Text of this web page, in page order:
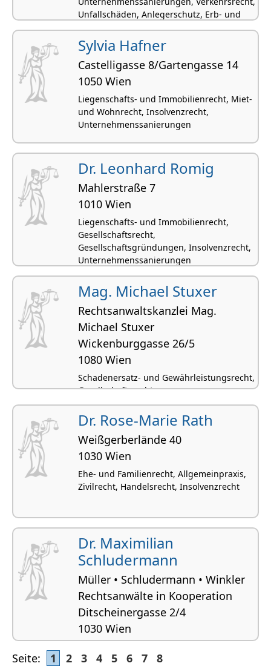
Unfallschäden, Anlegerschutz, Erb- und
Familienrecht, Umfassende
Unternehmensvertretungen
Sylvia Hafner
Castelligasse 8/Gartengasse 14
1050 Wien
Liegenschafts- und Immobilienrecht, Miet-
und Wohnrecht, Insolvenzrecht,
Unternehmenssanierungen
Dr. Leonhard Romig
Mahlerstraße 7
1010 Wien
Liegenschafts- und Immobilienrecht,
Gesellschaftsrecht,
Gesellschaftsgründungen, Insolvenzrecht,
Unternehmenssanierungen
Mag. Michael Stuxer
Rechtsanwaltskanzlei Mag.
Michael Stuxer
Wickenburggasse 26/5
1080 Wien
Schadenersatz- und Gewährleistungsrecht,
Gesellschaftsrecht,
Gesellschaftsgründungen, Inkassowesen,
Exekutionsrecht, Transportrecht,
Allgemeines Zivilrecht, Privatkonkurs,
Prozeßführung
Dr. Rose-Marie Rath
Weißgerberlände 40
1030 Wien
Ehe- und Familienrecht, Allgemeinpraxis,
Zivilrecht, Handelsrecht, Insolvenzrecht
Dr. Maximilian
Schludermann
Müller • Schludermann • Winkler
Rechtsanwälte in Kooperation
Ditscheinergasse 2/4
1030 Wien
Gesellschaftsrecht,
Seite: 1 2 3 4 5 6 7 8